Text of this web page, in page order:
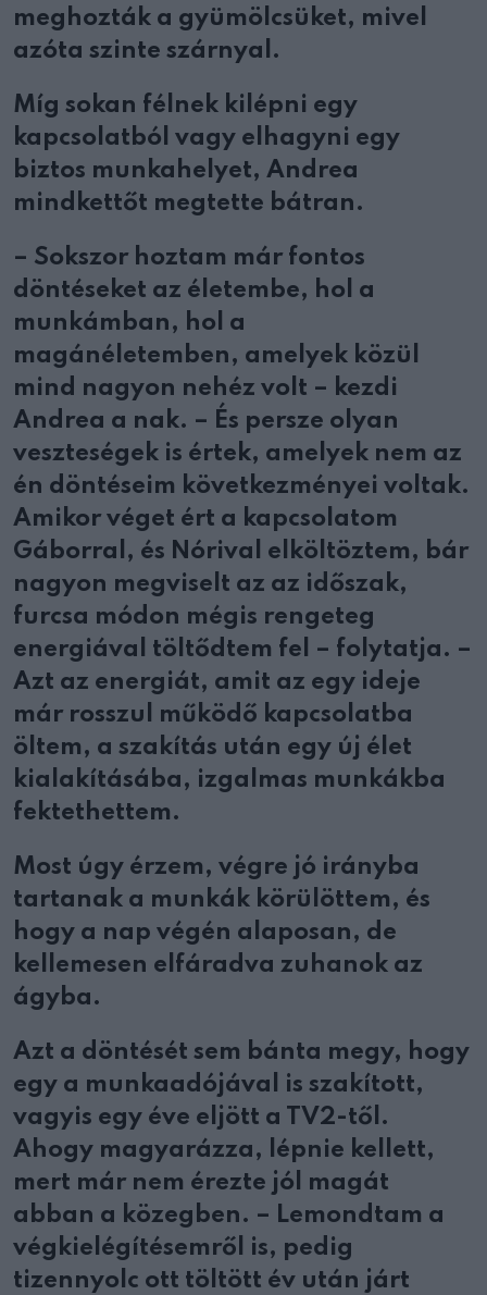
meghozták a gyümölcsüket, mivel
azóta szinte szárnyal.
Míg sokan félnek kilépni egy
kapcsolatból vagy elhagyni egy
biztos munkahelyet, Andrea
mindkettőt megtette bátran.
– Sokszor hoztam már fontos
döntéseket az életembe, hol a
munkámban, hol a
magánéletemben, amelyek közül
mind nagyon nehéz volt – kezdi
Andrea a nak. – És persze olyan
veszteségek is értek, amelyek nem az
én döntéseim következményei voltak.
Amikor véget ért a kapcsolatom
Gáborral, és Nórival elköltöztem, bár
nagyon megviselt az az időszak,
furcsa módon mégis rengeteg
energiával töltődtem fel – folytatja. –
Azt az energiát, amit az egy ideje
már rosszul működő kapcsolatba
öltem, a szakítás után egy új élet
kialakításába, izgalmas munkákba
fektethettem.
Most úgy érzem, végre jó irányba
tartanak a munkák körülöttem, és
hogy a nap végén alaposan, de
kellemesen elfáradva zuhanok az
ágyba.
Azt a döntését sem bánta megy, hogy
egy a munkaadójával is szakított,
vagyis egy éve eljött a TV2-től.
Ahogy magyarázza, lépnie kellett,
mert már nem érezte jól magát
abban a közegben. – Lemondtam a
végkielégítésemről is, pedig
tizennyolc ott töltött év után járt